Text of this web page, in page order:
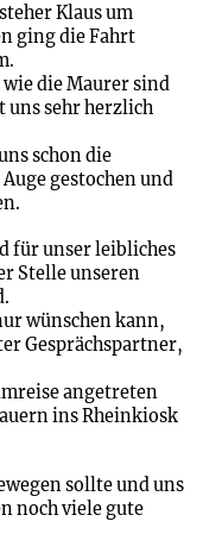
Klaus um
ging die Fahrt
die Maurer sind
uns sehr herzlich
schon die
gestochen und
für unser leibliches
Stelle unseren
wünschen kann,
Gesprächspartner,
angetreten
ins Rheinkiosk
sollte und uns
noch viele gute